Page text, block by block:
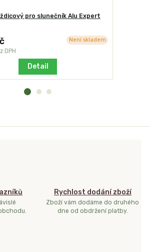
pro slunečník Alu Expert
DPH
Není skladem
Detail
Rychlost dodání zboží
Zboží vám dodáme do druhého
dne od obdržení platby.